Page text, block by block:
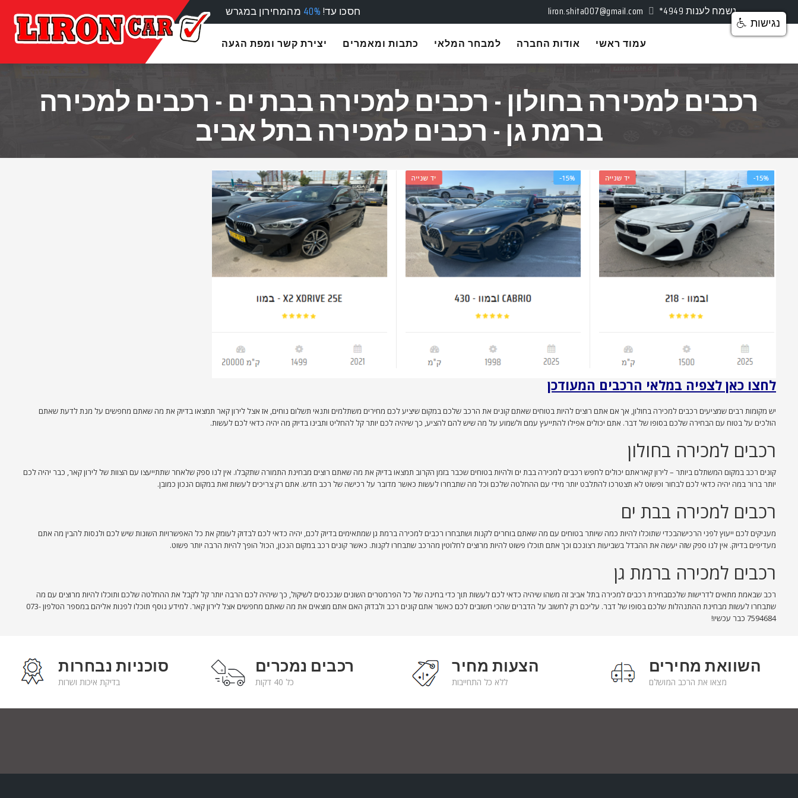
חסכו עד!40% מהמחירון במגרש liron.shita007@gmail.com *4949 נשמח לענות
יצירת קשר ומפת הגעה כתבות ומאמרים למבחר המלאי אודות החברה עמוד ראשי
רכבים למכירה בחולון - רכבים למכירה בבת ים - רכבים למכירה
ברמת גן - רכבים למכירה בתל אביב
לחצו כאן לצפיה במלאי הרכבים המעודכן
יש מקומות רבים שמציעים רכבים למכירה בחולון, אך אם אתם רוצים להיות בטוחים שאתם קונים את הרכב שלכם במקום שיציע לכם מחירים משתלמים ותנאי תשלום נוחים, אז אצל לירון קאר תמצאו בדיוק את מה שאתם מחפשים על מנת לדעת שאתם
הולכים על בטוח עם הבחירה שלכם בסופו של דבר. אתם יכולים אפילו להתייעץ עמם ולשמוע על מה שיש להם להציע, כך שיהיה לכם יותר קל להחליט ותבינו בדיוק מה יהיה כדאי לכם לעשות.
רכבים למכירה בחולון
קונים רכב במקום המשתלם ביותר – לירון קאראתם יכולים לחפש רכבים למכירה בבת ים ולהיות בטוחים שכבר בזמן הקרוב תמצאו בדיוק את מה שאתם רוצים מבחינת התמורה שתקבלו. אין לנו ספק שלאחר שתתייעצו עם הצוות של לירון קאר, כבר יהיה לכם
יותר ברור במה יהיה כדאי לכם לבחור ופשוט לא תצטרכו להתלבט יותר מידי עם ההחלטה שלכם וכל מה שתבחרו לעשות כאשר מדובר על רכישה של רכב חדש. אתם רק צריכים לעשות זאת במקום הנכון כמובן.
רכבים למכירה בבת ים
מעניקים לכם ייעוץ לפני הרכישהבכדי שתוכלו להיות כמה שיותר בטוחים עם מה שאתם בוחרים לקנות ושתבחרו רכבים למכירה ברמת גן שמתאימים בדיוק לכם, יהיה כדאי לכם לבדוק לעומק את כל האפשרויות השונות שיש לכם ולנסות להבין מה אתם
מעדיפים בדיוק. אין לנו ספק שזה יעשה את ההבדל בשביעות רצונכם וכך אתם תוכלו פשוט להיות מרוצים לחלוטין מהרכב שתבחרו לקנות. כאשר קונים רכב במקום הנכון, הכול הופך להיות הרבה יותר פשוט.
רכבים למכירה ברמת גן
רכב שבאמת מתאים לדרישות שלכםבחירת רכבים למכירה בתל אביב זה משהו שיהיה כדאי לכם לעשות תוך כדי בחינה של כל הפרמטרים השונים שנכנסים לשיקול, כך שיהיה לכם הרבה יותר קל לקבל את ההחלטה שלכם ותוכלו להיות מרוצים עם מה
שתבחרו לעשות מבחינת ההתנהלות שלכם בסופו של דבר. עליכם רק לחשוב על הדברים שהכי חשובים לכם כאשר אתם קונים רכב ולבדוק האם אתם מוצאים את מה שאתם מחפשים אצל לירון קאר. למידע נוסף תוכלו לפנות אליהם במספר הטלפון 073-
7594684 כבר עכשיו!
סוכניות נבחרות
בדיקת איכות ושרות
רכבים נמכרים
כל 40 דקות
הצעות מחיר
ללא כל התחייבות
השוואת מחירים
מצאו את הרכב המושלם
נגישות